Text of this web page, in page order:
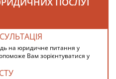
на юридичне питання у
Вам зорієнтуватися у